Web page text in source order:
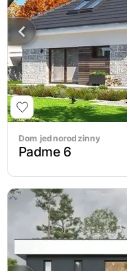
Dom jednorodzinny
Padme 6